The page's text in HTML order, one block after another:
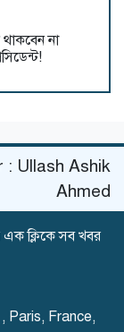
না
সমতা ফেরাল
: Ullash Ashik
Ahmed
এক ক্লিকে সব খবর
Paris, France,